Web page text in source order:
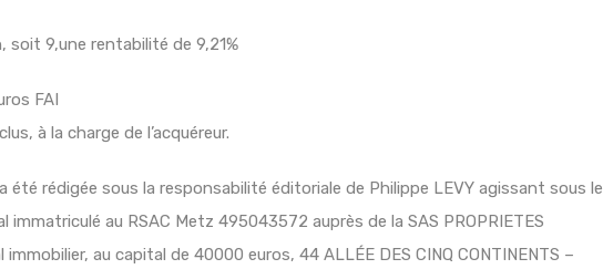
soit 9,une rentabilité de 9,21%
FAI
à la charge de l’acquéreur.
rédigée sous la responsabilité éditoriale de Philippe LEVY agissant sous le
au RSAC Metz 495043572 auprès de la SAS PROPRIETES
immobilier, au capital de 40000 euros, 44 ALLÉE DES CINQ CONTINENTS –